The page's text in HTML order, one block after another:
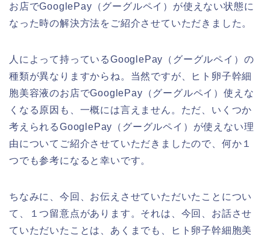
お店でGooglePay（グーグルペイ）が使えない状態に
なった時の解決方法をご紹介させていただきました。
人によって持っているGooglePay（グーグルペイ）の
種類が異なりますからね。当然ですが、ヒト卵子幹細
胞美容液のお店でGooglePay（グーグルペイ）使えな
くなる原因も、一概には言えません。ただ、いくつか
考えられるGooglePay（グーグルペイ）が使えない理
由についてご紹介させていただきましたので、何か１
つでも参考になると幸いです。
ちなみに、今回、お伝えさせていただいたことについ
て、１つ留意点があります。それは、今回、お話させ
ていただいたことは、あくまでも、ヒト卵子幹細胞美